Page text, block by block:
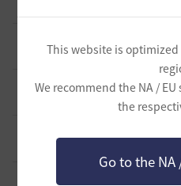
This website is
We recommend the NA /
the
Go to the
0
0 748 飛鳥雨音
3
ドーサやソーサレスの無
823 無敵で踊